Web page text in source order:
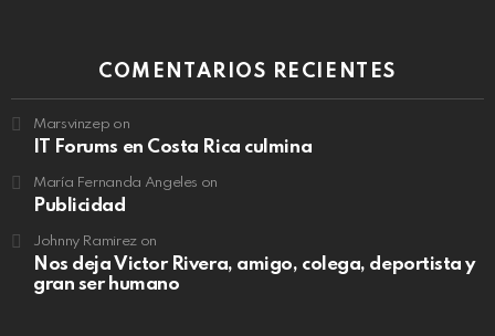
COMENTARIOS RECIENTES
Marsvinzep on
IT Forums en Costa Rica culmina
María Fernanda Angeles on
Publicidad
Johnny Ramirezon
Nos deja Victor Rivera, amigo, colega, deportista y
gran ser humano